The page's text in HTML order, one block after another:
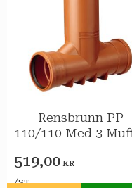
Rensbrunn PP
110/110 Med 3
519,00 KR
/ST